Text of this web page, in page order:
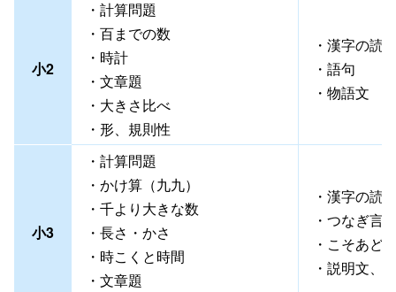
小2
・計算問題
・百までの数
・時計
・文章題
・大きさ比べ
・形、規則性
・漢字の読
・語句
・物語文
小3
・計算問題
・かけ算（九九）
・千より大きな数
・長さ・かさ
・時こくと時間
・文章題
・漢字の読
・つなぎ言
・こそあど
・説明文、